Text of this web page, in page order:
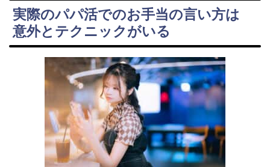
実際のパパ活でのお手当の言い方は
意外とテクニックがいる